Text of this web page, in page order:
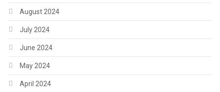
August 2024
July 2024
June 2024
May 2024
April 2024